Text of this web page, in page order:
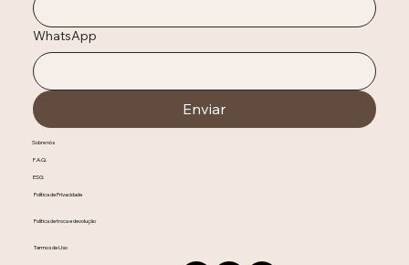
WhatsApp
Enviar
Sobre nós
F.A.Q.
ESG
Política de Privacidade
Política de troca e devolução
Termos de Uso